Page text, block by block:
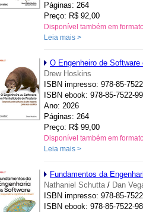
Páginas: 264
Preço: R$ 92,00
Disponível também em
Leia mais >
O Engenheiro de
Drew Hoskins
ISBN impresso: 978-85-
ISBN ebook: 978-85-7522-
Ano: 2026
Páginas: 264
Preço: R$ 99,00
Disponível também em
Leia mais >
Fundamentos da
Nathaniel Schutta/ Dan
ISBN impresso: 978-85-
ISBN ebook: 978-85-7522-